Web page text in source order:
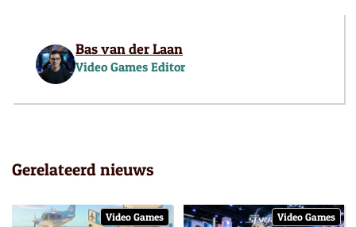
Bas van der Laan
Video Games Editor
Gerelateerd nieuws
Video Games Video Games